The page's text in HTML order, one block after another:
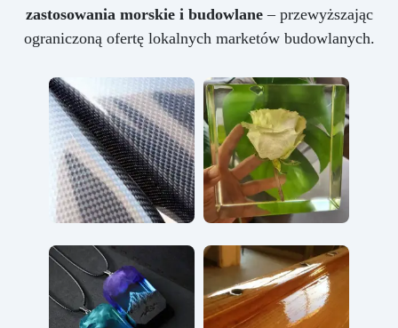
zastosowania morskie i budowlane– przewyższając
ograniczoną ofertę lokalnych marketów budowlanych.